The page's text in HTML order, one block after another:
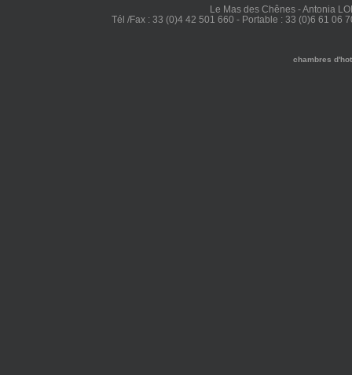
Le Mas des Chênes - Antonia
Tél /Fax : 33 (0)4 42 501 660 - Portable : 33 (0)6 61 06
chambres